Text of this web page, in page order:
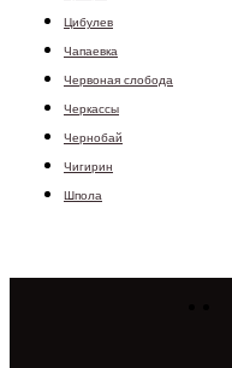
Цибулев
Чапаевка
Червоная слобода
Черкассы
Чернобай
Чигирин
Шпола